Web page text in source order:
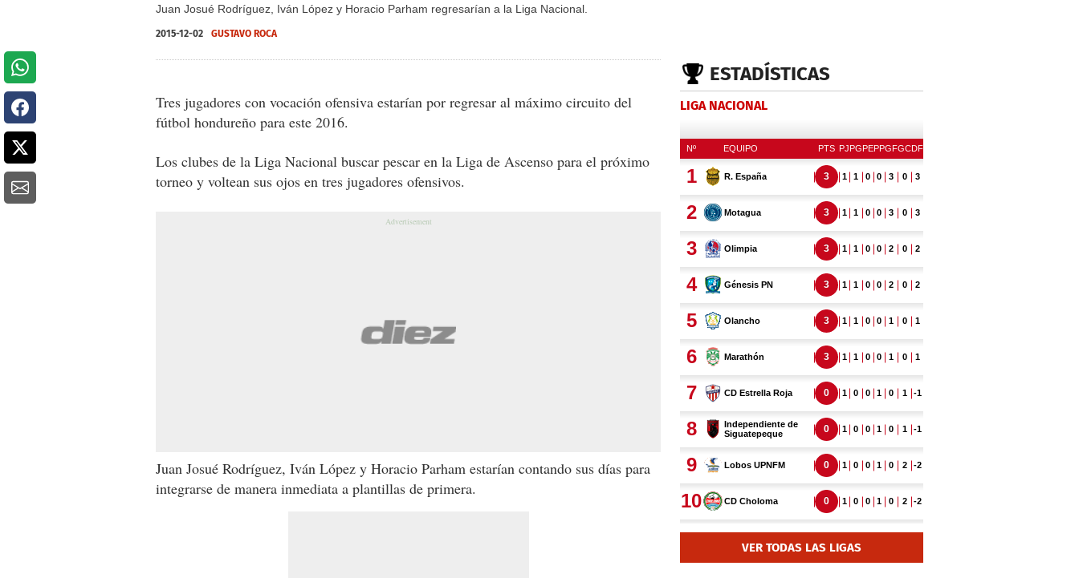
Juan Josué Rodríguez, Iván López y Horacio Parham regresarían a la Liga Nacional.
2015-12-02 GUSTAVO ROCA
Tres jugadores con vocación ofensiva estarían por regresar al máximo circuito del
fútbol hondureño para este 2016.
Los clubes de la Liga Nacional buscar pescar en la Liga de Ascenso para el próximo
torneo y voltean sus ojos en tres jugadores ofensivos.
Juan Josué Rodríguez, Iván López y Horacio Parham estarían contando sus días para
integrarse de manera inmediata a plantillas de primera.
ESTADÍSTICAS
LIGA NACIONAL
VER TODAS LAS LIGAS